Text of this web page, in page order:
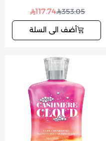
353.05
117.74
أضف الى السلة